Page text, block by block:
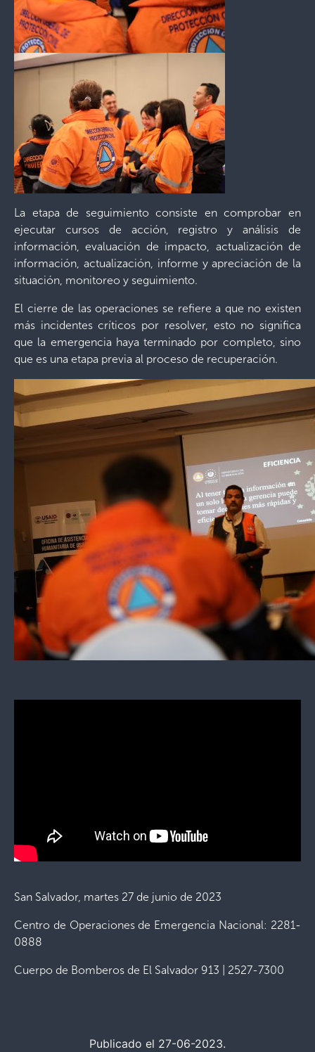
La etapa de seguimiento consiste en comprobar en
ejecutar cursos de acción, registro y análisis de
información, evaluación de impacto, actualización de
información, actualización, informe y apreciación de la
situación, monitoreo y seguimiento.
El cierre de las operaciones se refiere a que no existen
más incidentes críticos por resolver, esto no significa
que la emergencia haya terminado por completo, sino
que es una etapa previa al proceso de recuperación.
San Salvador, martes 27 de junio de 2023
Centro de Operaciones de Emergencia Nacional: 2281-
0888
Cuerpo de Bomberos de El Salvador 913 | 2527-7300
Publicado el 27-06-2023.